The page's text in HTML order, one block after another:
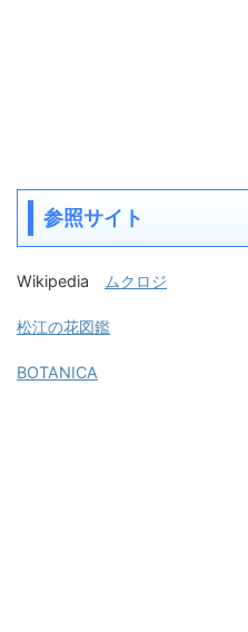
参照サイト
Wikipedia ムクロジ
松江の花図鑑
BOTANICA